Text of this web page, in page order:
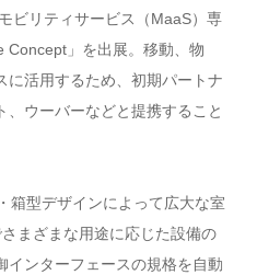
ビリティサービス（MaaS）専
Concept」を出展。移動、物
に活用するため、初期パートナ
ウーバーなどと提携すること
箱型デザインによって広大な室
まざまな用途に応じた設備の
インターフェースの規格を自動